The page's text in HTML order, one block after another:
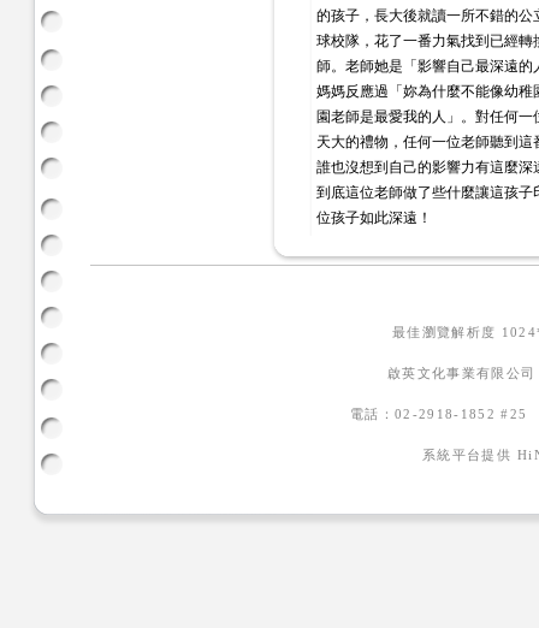
的孩子，長大後就讀一所不錯的公
球校隊，花了一番力氣找到已經轉
師。老師她是「影響自己最深遠的
媽媽反應過「妳為什麼不能像幼稚
園老師是最愛我的人」。對任何
天大的禮物，任何一位老師聽到
誰也沒想到自己的影響力有這麼深
到底這位老師做了些什麼讓這孩子
位孩子如此深遠！
最佳瀏覽解析度
啟英文化事業有限公
電話：02-2918-1852
系統平台提供